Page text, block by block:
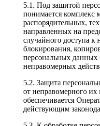
5.1. Под защитой
понимается комплекс
распорядительных,
направленных на
случайного доступа
блокирования,
персональных данных
неправомерных
5.2. Защита
от неправомерного их
обеспечивается
действующим